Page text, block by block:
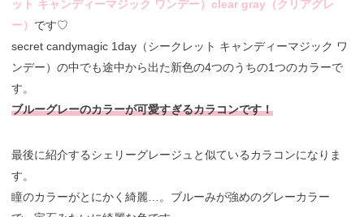
ット キャンディーマジック ワンデー）clear gray（クリアグレ
ー） です♡
secret candymagic 1day（シークレット キャンディーマジック ワ
ンデー）の中でも途中から出た新色の4つのうちの1つのカラーで
す。
ブルーグレーのカラーが可愛すぎるカラコンです！
最後に紹介するシェリーグレージュと似ているカラコンになりま
す。
瞳のカラーがとにかく綺麗…。ブルーみが強めのグレーカラー